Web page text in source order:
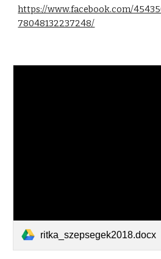
https://www.facebook.com/
78048132237248/
ritka_szepsegek2018.docx